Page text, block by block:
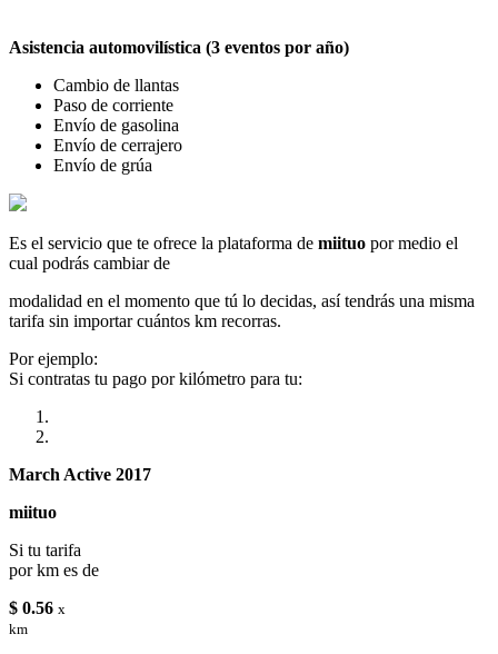
Asistencia automovilística (3 eventos por año)
Cambio de llantas
Paso de corriente
Envío de gasolina
Envío de cerrajero
Envío de grúa
Es el servicio que te ofrece la plataforma de miituo por medio el
cual podrás cambiar de
modalidad en el momento que tú lo decidas, así tendrás una misma
tarifa sin importar cuántos km recorras.
Por ejemplo:
Si contratas tu pago por kilómetro para tu:
March Active 2017
miituo
Si tu tarifa
por km es de
$ 0.56 x
km